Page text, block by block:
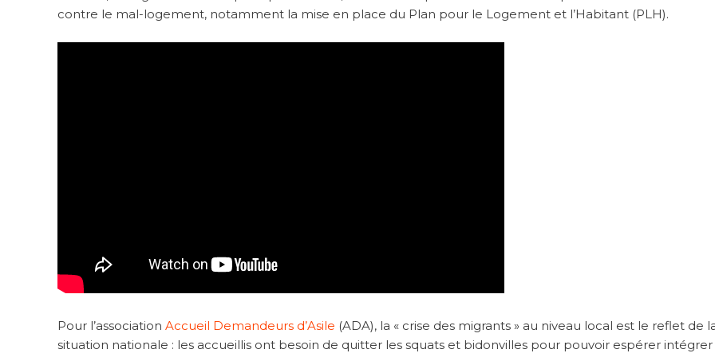
contre le mal-logement, notamment la mise en place du Plan pour le Logement et l’Habitant (PLH).
Pour l’association Accueil Demandeurs d’Asile (ADA), la « crise des migrants » au niveau local est le reflet de
situation nationale : les accueillis ont besoin de quitter les squats et bidonvilles pour pouvoir espérer intégrer